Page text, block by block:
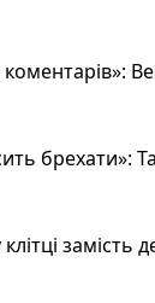
брехати»:
замість